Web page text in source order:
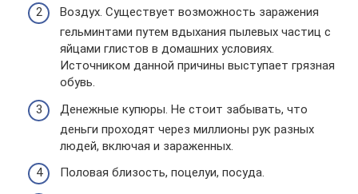
Воздух. Существует возможность заражения
гельминтами путем вдыхания пылевых частиц с
яйцами глистов в домашних условиях.
Источником данной причины выступает грязная
обувь.
Денежные купюры. Не стоит забывать, что
деньги проходят через миллионы рук разных
людей, включая и зараженных.
Половая близость, поцелуи, посуда.